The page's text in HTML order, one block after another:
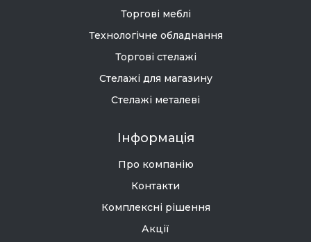
Торгові меблі
Технологічне обладнання
Торгові стелажі
Стелажі для магазину
Стелажі металеві
Інформація
Про компанію
Контакти
Комплексні рішення
Акції